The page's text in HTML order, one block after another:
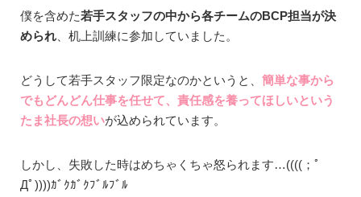
僕を含めた若手スタッフの中から各チームのBCP担当が決
められ、机上訓練に参加していました。
どうして若手スタッフ限定なのかというと、 簡単な事から
でもどんどん仕事を任せて、責任感を養ってほしいという
たま社長の想いが込められています。
しかし、失敗した時はめちゃくちゃ怒られます…((((；ﾟ
Дﾟ))))ｶﾞｸｶﾞｸﾌﾞﾙﾌﾞﾙ